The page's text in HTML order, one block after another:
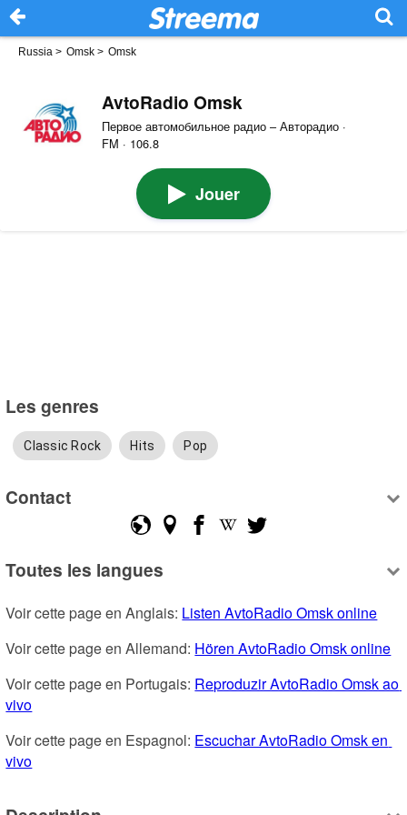
Russia > Omsk > Omsk
AvtoRadio Omsk
Первое автомобильное радио – Авторадио ·
FM · 106.8
Jouer
Les genres
Classic Rock Hits Pop
Contact
Toutes les langues
Voir cette page en Anglais: Listen AvtoRadio Omsk online
Voir cette page en Allemand: Hören AvtoRadio Omsk online
Voir cette page en Portugais: Reproduzir AvtoRadio Omsk ao
vivo
Voir cette page en Espagnol: Escuchar AvtoRadio Omsk en
vivo